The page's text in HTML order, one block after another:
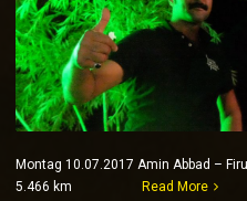
Montag 10.07.2017 Amin Abbad –
5.466 km
Read More